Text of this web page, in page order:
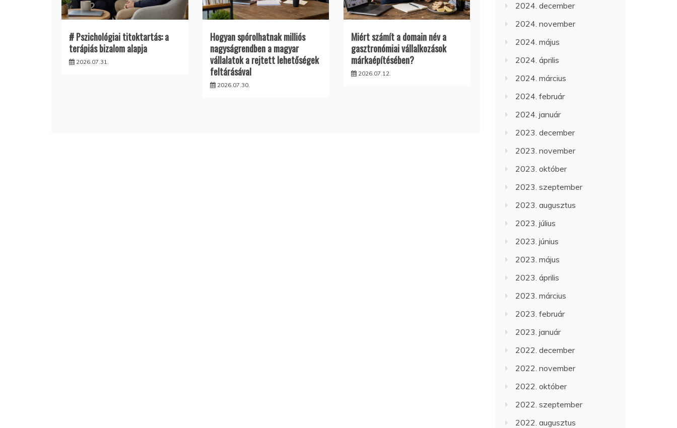
# Pszichológiai titoktartás: a
terápiás bizalom alapja
2026.07.31.
Hogyan spórolhatnak milliós
nagyságrendben a magyar
vállalatok a rejtett lehetőségek
feltárásával
2026.07.30.
Miért számít a domain név a
gasztronómiai vállalkozások
márkaépítésében?
2026.07.12.
2024. december
2024. november
2024. május
2024. április
2024. március
2024. február
2024. január
2023. december
2023. november
2023. október
2023. szeptember
2023. augusztus
2023. július
2023. június
2023. május
2023. április
2023. március
2023. február
2023. január
2022. december
2022. november
2022. október
2022. szeptember
2022. augusztus